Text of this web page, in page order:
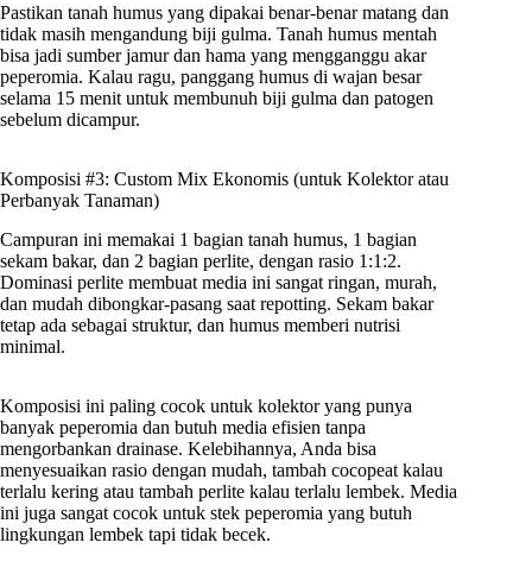
Pastikan tanah humus yang dipakai benar-benar matang dan
tidak masih mengandung biji gulma. Tanah humus mentah
bisa jadi sumber jamur dan hama yang mengganggu akar
peperomia. Kalau ragu, panggang humus di wajan besar
selama 15 menit untuk membunuh biji gulma dan patogen
sebelum dicampur.
Komposisi #3: Custom Mix Ekonomis (untuk Kolektor atau
Perbanyak Tanaman)
Campuran ini memakai 1 bagian tanah humus, 1 bagian
sekam bakar, dan 2 bagian perlite, dengan rasio 1:1:2.
Dominasi perlite membuat media ini sangat ringan, murah,
dan mudah dibongkar-pasang saat repotting. Sekam bakar
tetap ada sebagai struktur, dan humus memberi nutrisi
minimal.
Komposisi ini paling cocok untuk kolektor yang punya
banyak peperomia dan butuh media efisien tanpa
mengorbankan drainase. Kelebihannya, Anda bisa
menyesuaikan rasio dengan mudah, tambah cocopeat kalau
terlalu kering atau tambah perlite kalau terlalu lembek. Media
ini juga sangat cocok untuk stek peperomia yang butuh
lingkungan lembek tapi tidak becek.